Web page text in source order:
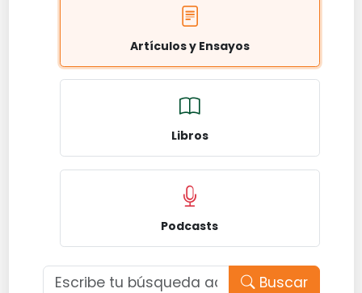
Artículos y Ensayos
Libros
Podcasts
Buscar